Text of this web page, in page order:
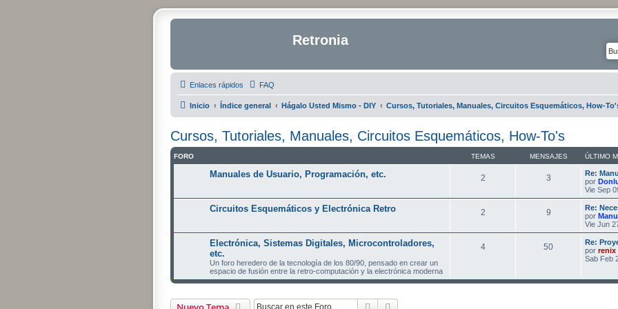
Retronia
Enlaces rápidos FAQ
Inicio Índice general Hágalo Usted Mismo - DIY Cursos, Tutoriales, Manuales, Circuitos Esquemáticos, How-
Cursos, Tutoriales, Manuales, Circuitos Esquemáticos, How-To's
FORO TEMAS MENSAJES ÚLTIMO
Manuales de Usuario, Programación, etc. 2 3
Re:
por
Vie Sep
Circuitos Esquemáticos y Electrónica Retro 2 9
Re:
por
Vie Jun
Electrónica, Sistemas Digitales, Microcontroladores,
etc.
Un foro heredero de la tecnología de los 80/90, pensado en crear un
espacio de fusión entre la retro-computación y la electrónica moderna
4 50
Re:
por renix
Sab Feb
Buscar